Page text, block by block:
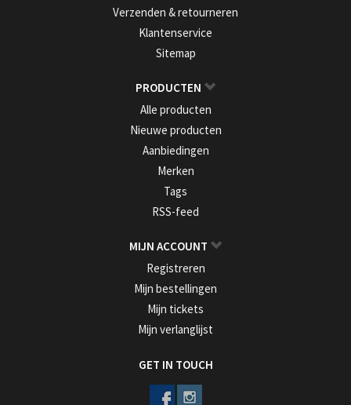
Verzenden & retourneren
Klantenservice
Sitemap
PRODUCTEN
Alle producten
Nieuwe producten
Aanbiedingen
Merken
Tags
RSS-feed
MIJN ACCOUNT
Registreren
Mijn bestellingen
Mijn tickets
Mijn verlanglijst
GET IN TOUCH